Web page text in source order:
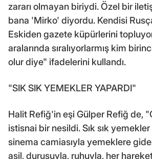
zararı olmayan biriydi. Özel bir
bana 'Mirko' diyordu. Kendisi
Eskiden gazete küpürlerini
aralarında sıralıyorlarmış kim
olur diye" ifadelerini kullandı.
"SIK SIK YEMEKLER YAPARDI"
Halit Refiğ'in eşi Gülper Refiğ de,
istisnai bir nesildi. Sık sık
sinema camiasıyla yemeklere
asil, duruşuyla, ruhuyla, her